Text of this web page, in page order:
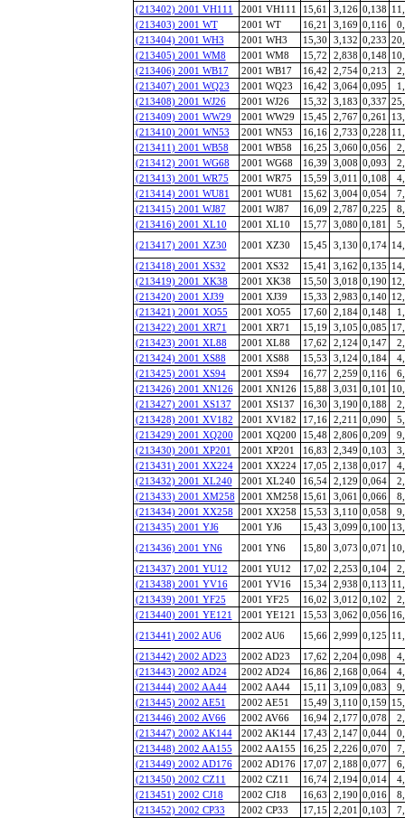
(213402) 2001 VH111
2001 VH111 15,61 3,126 0,138
(213403) 2001 WT
2001 WT 16,21 3,169 0,116
(213404) 2001 WH3
2001 WH3 15,30 3,132 0,233
(213405) 2001 WM8
2001 WM8 15,72 2,838 0,148
(213406) 2001 WB17
2001 WB17 16,42 2,754 0,213
(213407) 2001 WQ23
2001 WQ23 16,42 3,064 0,095
(213408) 2001 WJ26
2001 WJ26 15,32 3,183 0,337
(213409) 2001 WW29
2001 WW29 15,45 2,767 0,261
(213410) 2001 WN53
2001 WN53 16,16 2,733 0,228
(213411) 2001 WB58
2001 WB58 16,25 3,060 0,056
(213412) 2001 WG68
2001 WG68 16,39 3,008 0,093
(213413) 2001 WR75
2001 WR75 15,59 3,011 0,108
(213414) 2001 WU81
2001 WU81 15,62 3,004 0,054
(213415) 2001 WJ87
2001 WJ87 16,09 2,787 0,225
(213416) 2001 XL10
2001 XL10 15,77 3,080 0,181
(213417) 2001 XZ30
2001 XZ30 15,45 3,130 0,174
(213418) 2001 XS32
2001 XS32 15,41 3,162 0,135
(213419) 2001 XK38
2001 XK38 15,50 3,018 0,190
(213420) 2001 XJ39
2001 XJ39 15,33 2,983 0,140
(213421) 2001 XO55
2001 XO55 17,60 2,184 0,148
(213422) 2001 XR71
2001 XR71 15,19 3,105 0,085
(213423) 2001 XL88
2001 XL88 17,62 2,124 0,147
(213424) 2001 XS88
2001 XS88 15,53 3,124 0,184
(213425) 2001 XS94
2001 XS94 16,77 2,259 0,116
(213426) 2001 XN126
2001 XN126 15,88 3,031 0,101
(213427) 2001 XS137
2001 XS137 16,30 3,190 0,188
(213428) 2001 XV182
2001 XV182 17,16 2,211 0,090
(213429) 2001 XQ200
2001 XQ200 15,48 2,806 0,209
(213430) 2001 XP201
2001 XP201 16,83 2,349 0,103
(213431) 2001 XX224
2001 XX224 17,05 2,138 0,017
(213432) 2001 XL240
2001 XL240 16,54 2,129 0,064
(213433) 2001 XM258
2001 XM258 15,61 3,061 0,066
(213434) 2001 XX258
2001 XX258 15,53 3,110 0,058
(213435) 2001 YJ6
2001 YJ6 15,43 3,099 0,100
(213436) 2001 YN6
2001 YN6 15,80 3,073 0,071
(213437) 2001 YU12
2001 YU12 17,02 2,253 0,104
(213438) 2001 YV16
2001 YV16 15,34 2,938 0,113
(213439) 2001 YF25
2001 YF25 16,02 3,012 0,102
(213440) 2001 YE121
2001 YE121 15,53 3,062 0,056
(213441) 2002 AU6
2002 AU6 15,66 2,999 0,125
(213442) 2002 AD23
2002 AD23 17,62 2,204 0,098
(213443) 2002 AD24
2002 AD24 16,86 2,168 0,064
(213444) 2002 AA44
2002 AA44 15,11 3,109 0,083
(213445) 2002 AE51
2002 AE51 15,49 3,110 0,159
(213446) 2002 AV66
2002 AV66 16,94 2,177 0,078
(213447) 2002 AK144
2002 AK144 17,43 2,147 0,044
(213448) 2002 AA155
2002 AA155 16,25 2,226 0,070
(213449) 2002 AD176
2002 AD176 17,07 2,188 0,077
(213450) 2002 CZ11
2002 CZ11 16,74 2,194 0,014
(213451) 2002 CJ18
2002 CJ18 16,63 2,190 0,016
(213452) 2002 CP33
2002 CP33 17,15 2,201 0,103